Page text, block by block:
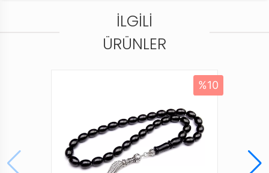
Tesbihi Çekme Özelliği
Tekli ve Çiftli Çekime
Standart Tesbih İpi
Dayanıklı Tesbih
Kutusu
Ürün Açıklaması
* Gürcistan Oltu Taşı olarak bilinen Gürcistan Oltusu,
Kırılgan bir yapıya sahiptir. Bu nedenle Genel olarak
toz haline getirilir. Bu işlemden sonra tekrar
İLGILI
ÜRÜNLER
%10